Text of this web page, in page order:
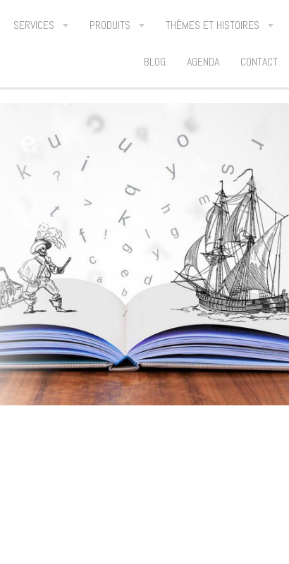
SERVICES PRODUITS THÈMES ET HISTOIRES
BLOG AGENDA CONTACT